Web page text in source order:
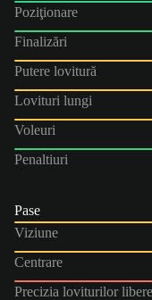
Poziţionare
Finalizări
Putere lovitură
Lovituri lungi
Voleuri
Penaltiuri
Pase
Viziune
Centrare
Precizia loviturilor libere